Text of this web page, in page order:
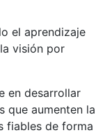
el aprendizaje
visión por
en desarrollar
que aumenten la
fiables de forma